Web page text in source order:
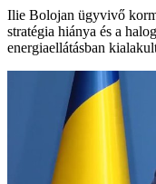
Ilie Bolojan ügyvivő
stratégia hiánya és a
energiaellátásban